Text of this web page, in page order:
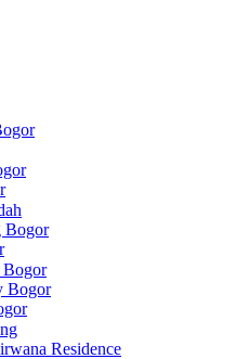
Bogor
Bogor
Bogor
Residence